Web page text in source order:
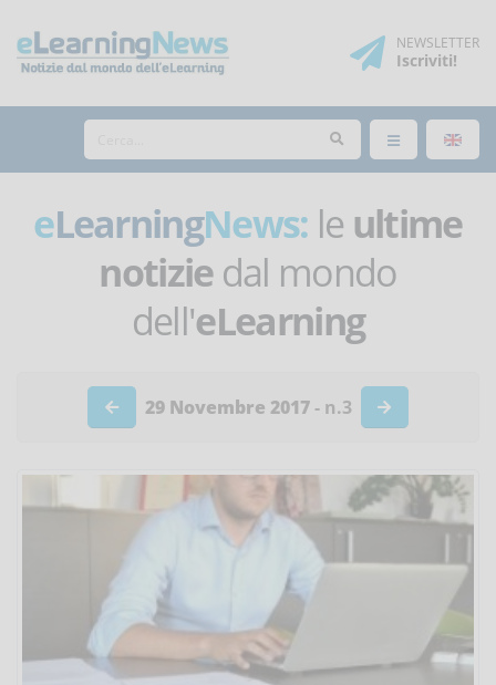
NEWSLETTER
Iscriviti!
eLearningNews: le ultime
notiziedal mondo
dell'eLearning
29 Novembre 2017- n.3